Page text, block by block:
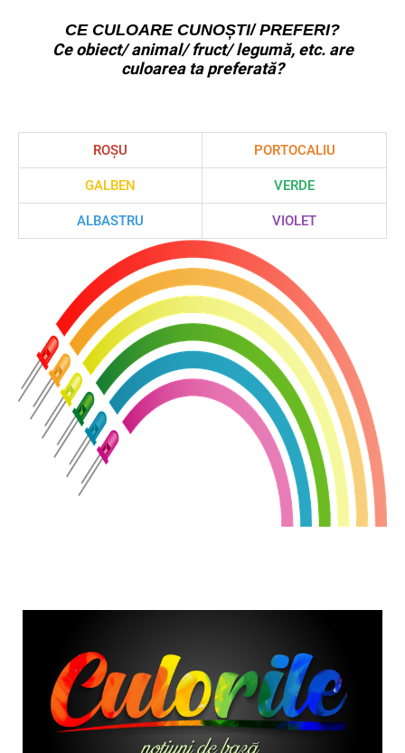
CE CULOARE CUNOȘTI/ PREFERI?
Ce obiect/ animal/ fruct/ legumă, etc. are
culoarea ta preferată?
ROȘU PORTOCALIU
GALBEN VERDE
ALBASTRU VIOLET